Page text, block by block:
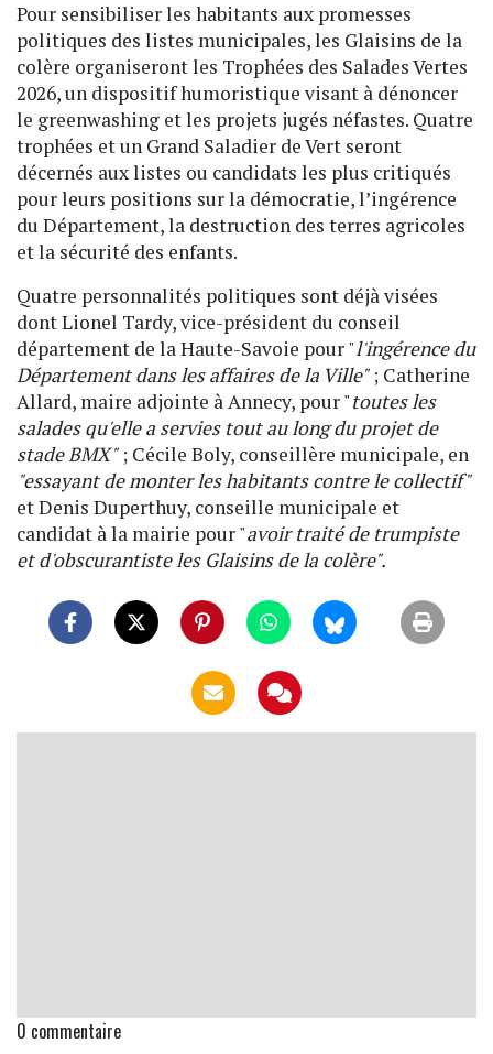
Pour sensibiliser les habitants aux promesses
politiques des listes municipales, les Glaisins de la
colère organiseront les Trophées des Salades Vertes
2026, un dispositif humoristique visant à dénoncer
le greenwashing et les projets jugés néfastes. Quatre
trophées et un Grand Saladier de Vert seront
décernés aux listes ou candidats les plus critiqués
pour leurs positions sur la démocratie, l’ingérence
du Département, la destruction des terres agricoles
et la sécurité des enfants.
Quatre personnalités politiques sont déjà visées
dont Lionel Tardy, vice-président du conseil
département de la Haute-Savoie pour "l'ingérence du
Département dans les affaires de la Ville"; Catherine
Allard, maire adjointe à Annecy, pour "toutes les
salades qu'elle a servies tout au long du projet de
stade BMX"; Cécile Boly, conseillère municipale, en
"essayant de monter les habitants contre le collectif"
et Denis Duperthuy, conseille municipale et
candidat à la mairie pour "avoir traité de trumpiste
et d'obscurantiste les Glaisins de la colère".
0 commentaire